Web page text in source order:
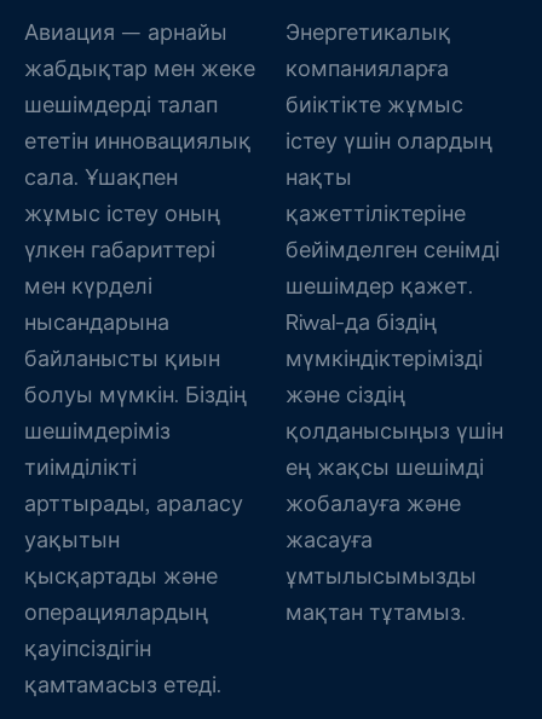
Авиация — арнайы
жабдықтар мен жеке
шешімдерді талап
ететін инновациялық
сала. Ұшақпен
жұмыс істеу оның
үлкен габариттері
мен күрделі
нысандарына
байланысты қиын
болуы мүмкін. Біздің
шешімдеріміз
тиімділікті
арттырады, араласу
уақытын
қысқартады және
операциялардың
қауіпсіздігін
қамтамасыз етеді.
Энергетикалық
компанияларға
биіктікте жұмыс
істеу үшін олардың
нақты
қажеттіліктеріне
бейімделген сенімді
шешімдер қажет.
Riwal-да біздің
мүмкіндіктерімізді
және сіздің
қолданысыңыз үшін
ең жақсы шешімді
жобалауға және
жасауға
ұмтылысымызды
мақтан тұтамыз.